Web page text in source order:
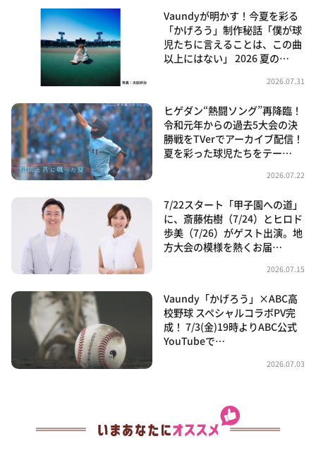
Vaundyが明かす！今夏を彩る
「かげろう」制作秘話「僕が球
児たちに言えることは、この曲
以上にはない」 2026 夏の…
2026.07.31
ヒゲダン“熱闘ソング”再降臨！
令和元年からの過去5大会の決
勝戦をTVerでアーカイブ配信！
夏を彩った球児たちをテー…
2026.07.22
7/22スタート「甲子園への道」
に、斎藤佑樹（7/24）とヒロド
歩美（7/26）がゲスト出演。地
方大会の模様を熱くお届…
2026.07.15
Vaundy「かげろう」×ABC高
校野球 スペシャルコラボPV完
成！ 7/3(金)19時よりABC公式
YouTubeで…
2026.07.03